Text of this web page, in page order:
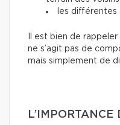
les
Il est bien de
ne s’agit pas de
mais simplement de